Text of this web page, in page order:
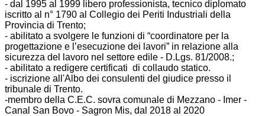
- dal 1995 al 1999 libero professionista, tecnico diplomato
iscritto al n° 1790 al Collegio dei Periti Industriali della
Provincia di Trento;
- abilitato a svolgere le funzioni di “coordinatore per la
progettazione e l’esecuzione dei lavori” in relazione alla
sicurezza del lavoro nel settore edile - D.Lgs. 81/2008.;
- abilitato a redigere certificati di collaudo statico.
- iscrizione all'Albo dei consulenti del giudice presso il
tribunale di Trento.
-membro della C.E.C. sovra comunale di Mezzano - Imer -
Canal San Bovo - Sagron Mis, dal 2018 al 2020